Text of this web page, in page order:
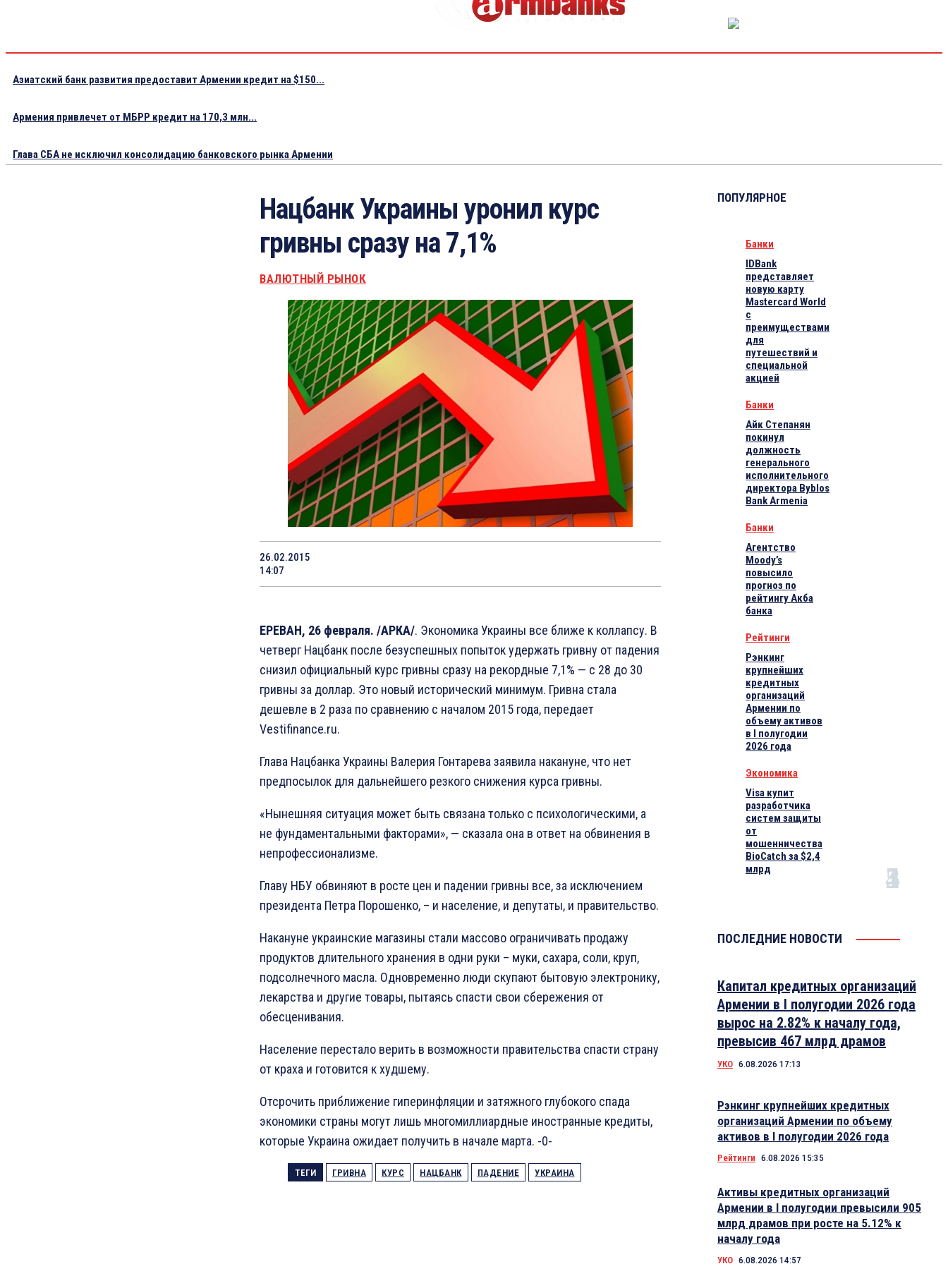
Азиатский банк развития предоставит Армении кредит на $150...
Армения привлечет от МБРР кредит на 170,3 млн...
Глава СБА не исключил консолидацию банковского рынка Армении
Нацбанк Украины уронил курс
гривны сразу на 7,1%
ВАЛЮТНЫЙ РЫНОК
26.02.2015
14:07
ЕРЕВАН, 26 февраля. /АРКА/. Экономика Украины все ближе к коллапсу. В
четверг Нацбанк после безуспешных попыток удержать гривну от падения
снизил официальный курс гривны сразу на рекордные 7,1% — с 28 до 30
гривны за доллар. Это новый исторический минимум. Гривна стала
дешевле в 2 раза по сравнению с началом 2015 года, передает
Vestifinance.ru.
Глава Нацбанка Украины Валерия Гонтарева заявила накануне, что нет
предпосылок для дальнейшего резкого снижения курса гривны.
«Нынешняя ситуация может быть связана только с психологическими, а
не фундаментальными факторами», — сказала она в ответ на обвинения в
непрофессионализме.
Главу НБУ обвиняют в росте цен и падении гривны все, за исключением
президента Петра Порошенко, – и население, и депутаты, и правительство.
Накануне украинские магазины стали массово ограничивать продажу
продуктов длительного хранения в одни руки – муки, сахара, соли, круп,
подсолнечного масла. Одновременно люди скупают бытовую электронику,
лекарства и другие товары, пытаясь спасти свои сбережения от
обесценивания.
Население перестало верить в возможности правительства спасти страну
от краха и готовится к худшему.
Отсрочить приближение гиперинфляции и затяжного глубокого спада
экономики страны могут лишь многомиллиардные иностранные кредиты,
которые Украина ожидает получить в начале марта. -0-
ТЕГИ ГРИВНА КУРС НАЦБАНК ПАДЕНИЕ УКРАИНА
ПОПУЛЯРНОЕ
Банки
IDBank
представляет
новую карту
Mastercard World
с
преимуществами
для
путешествий и
специальной
акцией
Банки
Айк Степанян
покинул
должность
генерального
исполнительного
директора Byblos
Bank Armenia
Банки
Агентство
Moody’s
повысило
прогноз по
рейтингу Акба
банка
Рейтинги
Рэнкинг
крупнейших
кредитных
организаций
Армении по
объему активов
в I полугодии
2026 года
Экономика
Visa купит
разработчика
систем защиты
от
мошенничества
BioCatch за $2,4
млрд
ПОСЛЕДНИЕ НОВОСТИ
Капитал кредитных организаций
Армении в I полугодии 2026 года
вырос на 2.82% к началу года,
превысив 467 млрд драмов
УКО 6.08.2026 17:13
Рэнкинг крупнейших кредитных
организаций Армении по объему
активов в I полугодии 2026 года
Рейтинги 6.08.2026 15:35
Активы кредитных организаций
Армении в I полугодии превысили 905
млрд драмов при росте на 5.12% к
началу года
УКО 6.08.2026 14:57